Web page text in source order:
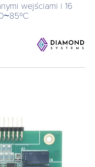
wejściami i 16